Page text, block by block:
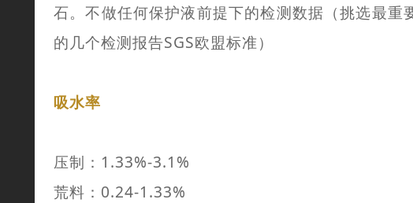
石。不做任何保护液前提下的检测数据（挑选最重
的几个检测报告SGS欧盟标准）
吸水率
压制：1.33%-3.1%
荒料：0.24-1.33%